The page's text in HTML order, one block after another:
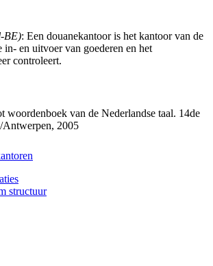
BE): Een douanekantoor is het kantoor van de
in- en uitvoer van goederen en het
controleert.
woordenboek van de Nederlandse taal. 14de
Antwerpen, 2005
structuur